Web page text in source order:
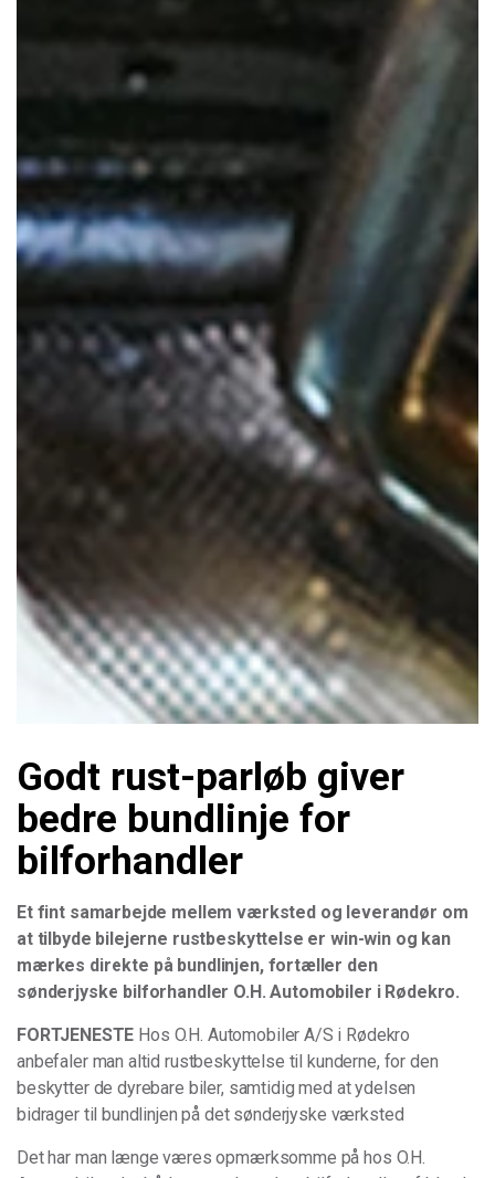
Godt rust-parløb giver
bedre bundlinje for
bilforhandler
Et fint samarbejde mellem værksted og leverandør om
at tilbyde bilejerne rustbeskyttelse er win-win og kan
mærkes direkte på bundlinjen, fortæller den
sønderjyske bilforhandler O.H. Automobiler i Rødekro.
FORTJENESTE Hos O.H. Automobiler A/S i Rødekro
anbefaler man altid rustbeskyttelse til kunderne, for den
beskytter de dyrebare biler, samtidig med at ydelsen
bidrager til bundlinjen på det sønderjyske værksted
Det har man længe væres opmærksomme på hos O.H.